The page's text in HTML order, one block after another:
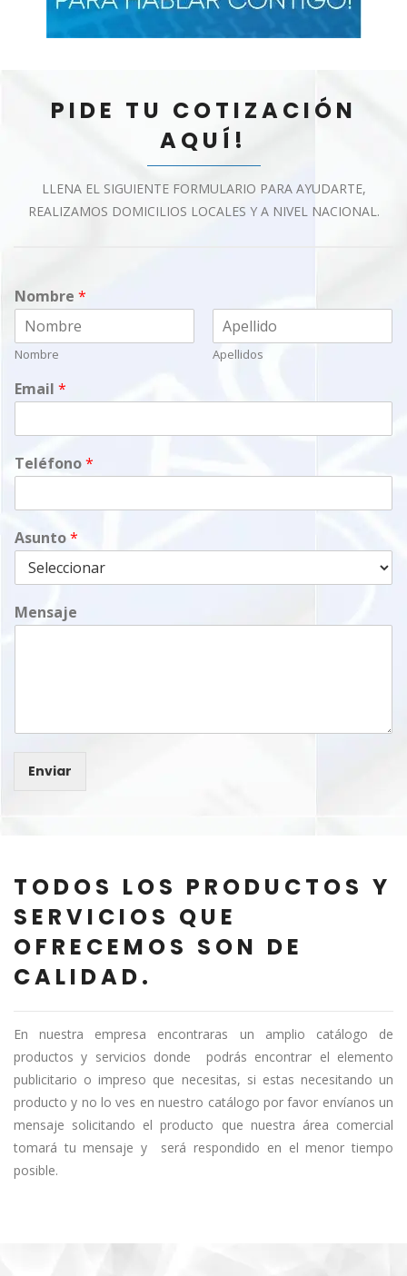
PIDE TU COTIZACIÓN
AQUÍ!
LLENA EL SIGUIENTE FORMULARIO PARA AYUDARTE,
REALIZAMOS DOMICILIOS LOCALES Y A NIVEL NACIONAL.
Nombre *
Nombre Apellidos
Email *
Teléfono*
Asunto*
Mensaje
Enviar
TODOS LOS PRODUCTOS Y
SERVICIOS QUE
OFRECEMOS SON DE
CALIDAD.
En nuestra empresa encontraras un amplio catálogo de
productos y servicios donde podrás encontrar el elemento
publicitario o impreso que necesitas, si estas necesitando un
producto y no lo ves en nuestro catálogo por favor envíanos un
mensaje solicitando el producto que nuestra área comercial
tomará tu mensaje y será respondido en el menor tiempo
posible.